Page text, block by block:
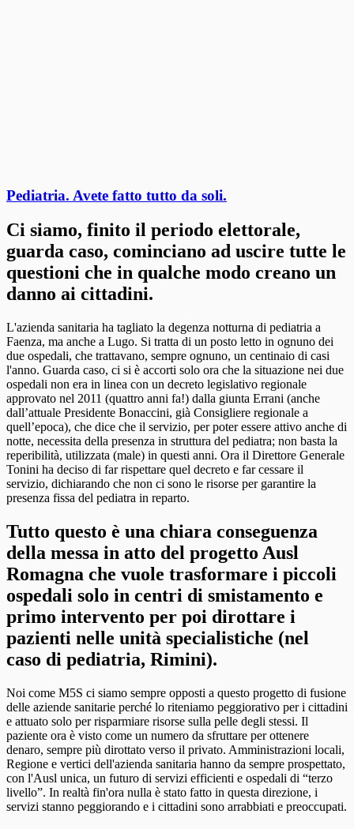
Pediatria. Avete fatto tutto da soli.
Ci siamo, finito il periodo elettorale,
guarda caso, cominciano ad uscire tutte le
questioni che in qualche modo creano un
danno ai cittadini.
L'azienda sanitaria ha tagliato la degenza notturna di pediatria a
Faenza, ma anche a Lugo. Si tratta di un posto letto in ognuno dei
due ospedali, che trattavano, sempre ognuno, un centinaio di casi
l'anno. Guarda caso, ci si è accorti solo ora che la situazione nei due
ospedali non era in linea con un decreto legislativo regionale
approvato nel 2011 (quattro anni fa!) dalla giunta Errani (anche
dall’attuale Presidente Bonaccini, già Consigliere regionale a
quell’epoca), che dice che il servizio, per poter essere attivo anche di
notte, necessita della presenza in struttura del pediatra; non basta la
reperibilità, utilizzata (male) in questi anni. Ora il Direttore Generale
Tonini ha deciso di far rispettare quel decreto e far cessare il
servizio, dichiarando che non ci sono le risorse per garantire la
presenza fissa del pediatra in reparto.
Tutto questo è una chiara conseguenza
della messa in atto del progetto Ausl
Romagna che vuole trasformare i piccoli
ospedali solo in centri di smistamento e
primo intervento per poi dirottare i
pazienti nelle unità specialistiche (nel
caso di pediatria, Rimini).
Noi come M5S ci siamo sempre opposti a questo progetto di fusione
delle aziende sanitarie perché lo riteniamo peggiorativo per i cittadini
e attuato solo per risparmiare risorse sulla pelle degli stessi. Il
paziente ora è visto come un numero da sfruttare per ottenere
denaro, sempre più dirottato verso il privato. Amministrazioni locali,
Regione e vertici dell'azienda sanitaria hanno da sempre prospettato,
con l'Ausl unica, un futuro di servizi efficienti e ospedali di “terzo
livello”. In realtà fin'ora nulla è stato fatto in questa direzione, i
servizi stanno peggiorando e i cittadini sono arrabbiati e preoccupati.